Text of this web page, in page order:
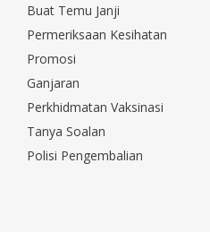
Buat Temu Janji
Permeriksaan Kesihatan
Promosi
Ganjaran
Perkhidmatan Vaksinasi
Tanya Soalan
Polisi Pengembalian